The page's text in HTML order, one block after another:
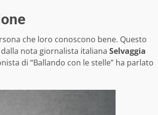
che loro conoscono bene. Questo
nota giornalista italiana Selvaggia
di “Ballando con le stelle” ha parlato